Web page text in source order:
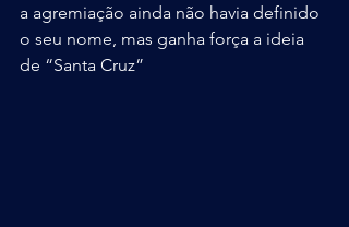
a agremiação ainda não havia definido
o seu nome, mas ganha força a ideia
de “Santa Cruz”